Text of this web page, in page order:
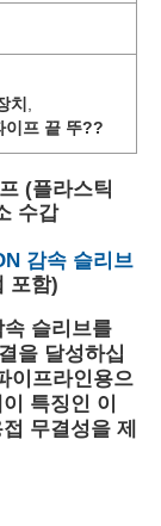
치
이프 끝 뚜??
(플라스틱
수갑
감속 슬리브
포함)​​
슬리브를
을 달성하십
이프라인용으
특징인 이
무결성을 제